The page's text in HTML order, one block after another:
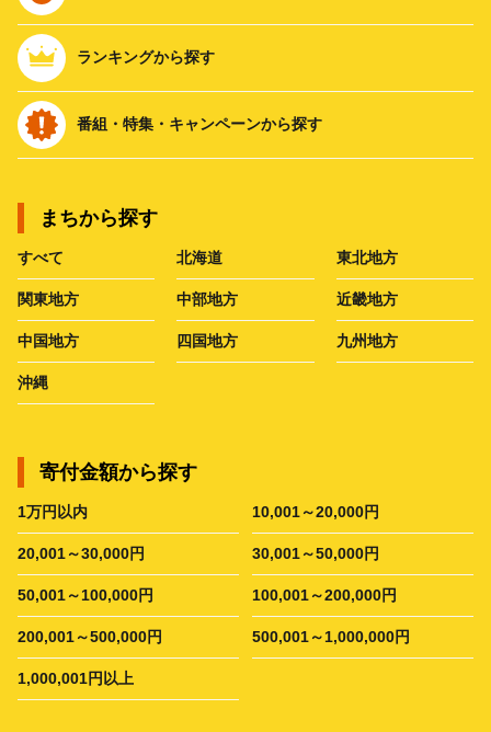
ランキングから探す
番組・特集・キャンペーンから探す
まちから探す
すべて 北海道 東北地方
関東地方 中部地方 近畿地方
中国地方 四国地方 九州地方
沖縄
寄付金額から探す
1万円以内 10,001～20,000円
20,001～30,000円 30,001～50,000円
50,001～100,000円 100,001～200,000円
200,001～500,000円 500,001～1,000,000円
1,000,001円以上